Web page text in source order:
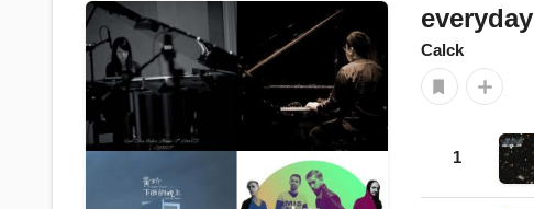
everyday
Calck
1